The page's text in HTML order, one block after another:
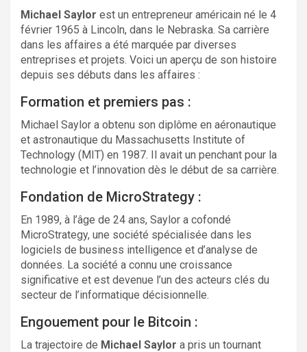
Michael Saylor est un entrepreneur américain né le 4
février 1965 à Lincoln, dans le Nebraska. Sa carrière
dans les affaires a été marquée par diverses
entreprises et projets. Voici un aperçu de son histoire
depuis ses débuts dans les affaires :
Formation et premiers pas :
Michael Saylor a obtenu son diplôme en aéronautique
et astronautique du Massachusetts Institute of
Technology (MIT) en 1987. Il avait un penchant pour la
technologie et l’innovation dès le début de sa carrière.
Fondation de MicroStrategy :
En 1989, à l’âge de 24 ans, Saylor a cofondé
MicroStrategy, une société spécialisée dans les
logiciels de business intelligence et d’analyse de
données. La société a connu une croissance
significative et est devenue l’un des acteurs clés du
secteur de l’informatique décisionnelle.
Engouement pour le Bitcoin :
La trajectoire de Michael Saylor a pris un tournant